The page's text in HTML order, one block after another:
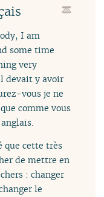
I am
some time
very
devait y avoir
vous je ne
comme vous
que cette très
de mettre en
: changer
le